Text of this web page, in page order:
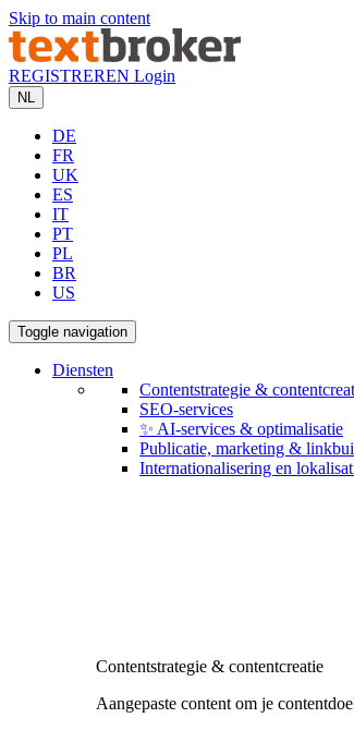
Skip to main content
REGISTREREN Login
NL
DE
FR
UK
ES
IT
PT
PL
BR
US
Toggle navigation
Diensten
Contentstrategie &
SEO-services
✨ AI-services & optimalisatie
Publicatie, marketing &
Internationalisering en
Contentstrategie & contentcreatie
Aangepaste content om je